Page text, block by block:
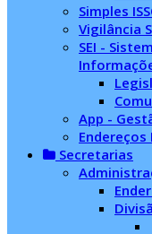
Simples
Vigilância
SEI -
App -
Endereços
Secretarias